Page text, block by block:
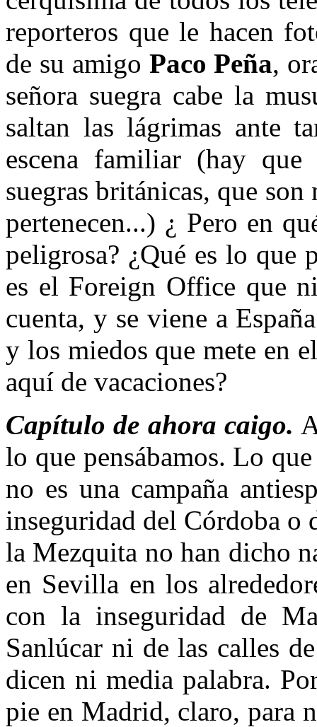
reporteros que le hacen
de su amigo Paco Peña,
señora suegra cabe la
saltan las lágrimas ante
escena familiar (hay
suegras británicas, que
pertenecen...) ¿ Pero en
peligrosa? ¿Qué es lo que
es el Foreign Office que
cuenta, y se viene a
y los miedos que mete en
aquí de vacaciones?
Capítulo de ahora caigo.
lo que pensábamos. Lo
no es una campaña
inseguridad del Córdoba o
la Mezquita no han dicho
en Sevilla en los
con la inseguridad de
Sanlúcar ni de las calles
dicen ni media palabra.
pie en Madrid, claro, para